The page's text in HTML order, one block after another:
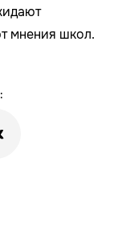
мнения школ.